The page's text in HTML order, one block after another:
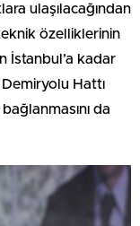
ulaşılacağından
özelliklerinin
İstanbul’a kadar
Hattı
da